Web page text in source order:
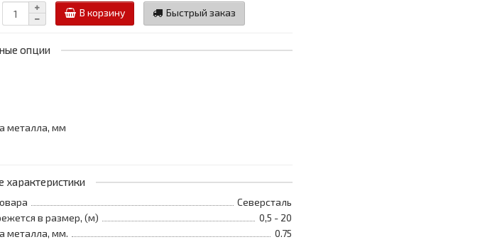
В корзину Быстрый заказ
опции
металла, мм
характеристики
Северсталь
в размер, (м)
0,5 - 20
металла, мм.
0.75